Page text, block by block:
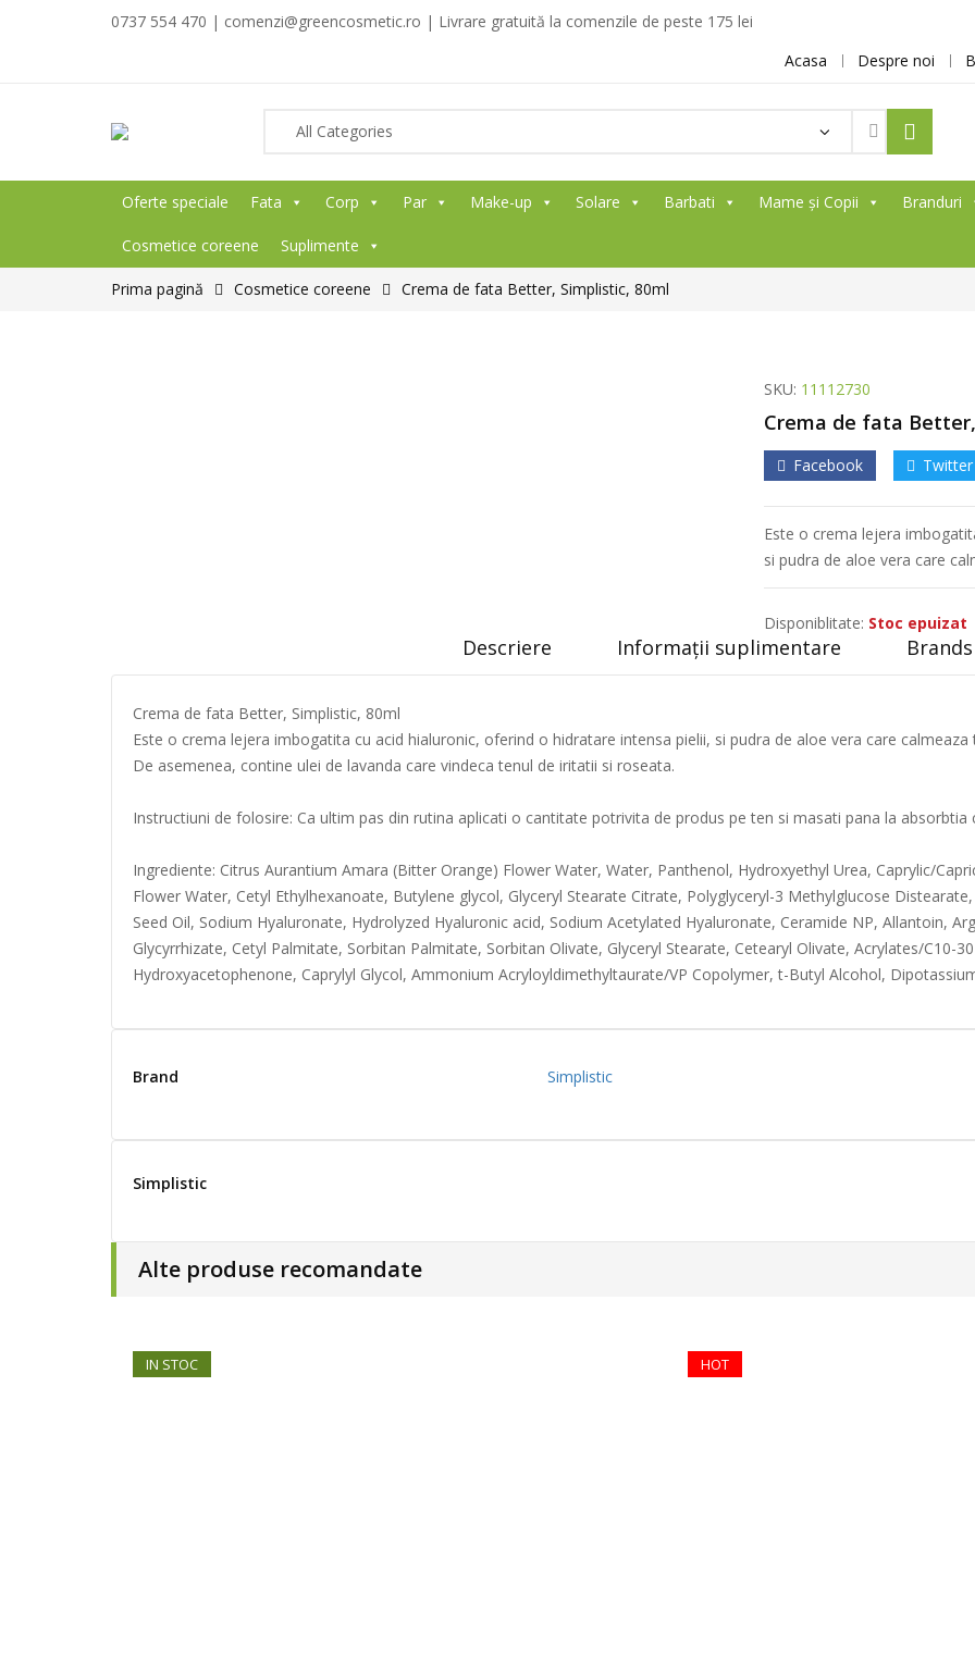
0737 554 470 | comenzi@greencosmetic.ro | Livrare gratuită la comenzile de peste 175 lei
Acasa
Despre noi
Oferte speciale Fata Corp Par Make-up Solare Barbati Mame și Copii Branduri
Cosmetice coreene Suplimente
Prima pagină Cosmetice coreene Crema de fata Better, Simplistic, 80ml
SKU: 11112730
Crema de fata
Facebook Twitter
Este o crema lejera
si pudra de aloe vera care
Disponiblitate: Stoc epuizat
Descriere Informații suplimentare
Crema de fata Better, Simplistic, 80ml
Este o crema lejera imbogatita cu acid hialuronic, oferind o hidratare intensa pielii, si pudra de aloe vera care calmeaza
De asemenea, contine ulei de lavanda care vindeca tenul de iritatii si roseata.
Instructiuni de folosire: Ca ultim pas din rutina aplicati o cantitate potrivita de produs pe ten si masati pana la absorbtia
Ingrediente: Citrus Aurantium Amara (Bitter Orange) Flower Water, Water, Panthenol, Hydroxyethyl Urea, Caprylic/
Flower Water, Cetyl Ethylhexanoate, Butylene glycol, Glyceryl Stearate Citrate, Polyglyceryl-3 Methylglucose
Seed Oil, Sodium Hyaluronate, Hydrolyzed Hyaluronic acid, Sodium Acetylated Hyaluronate, Ceramide NP, Allantoin,
Glycyrrhizate, Cetyl Palmitate, Sorbitan Palmitate, Sorbitan Olivate, Glyceryl Stearate, Cetearyl Olivate, Acrylates/C10-
Hydroxyacetophenone, Caprylyl Glycol, Ammonium Acryloyldimethyltaurate/VP Copolymer, t-Butyl Alcohol,
Brand Simplistic
Simplistic
Alte produse recomandate
HOT
IN STOC